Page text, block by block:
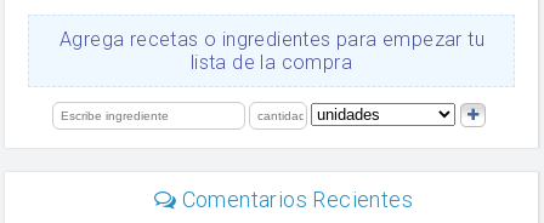
Ajos
orégano
limón
Agrega recetas o ingredientes para empezar tu
lista de la compra
Comentarios Recientes